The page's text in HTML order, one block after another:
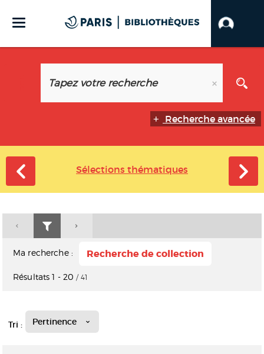
Recherche avancée
Sélections thématiques
Ma recherche : Recherche de collection
Résultats1 - 20 / 41
Tri : Pertinence